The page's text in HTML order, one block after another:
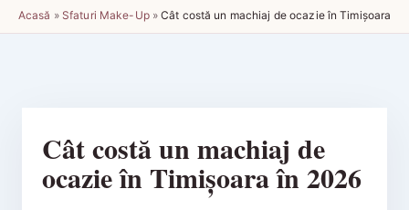
Acasă » Sfaturi Make-Up»Cât costă un machiaj de ocazie în Timișoara în
Cât costă un machiaj de
ocazie în Timișoara în 2026